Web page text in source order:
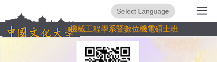
到
主
機械工程學系暨數位機電碩士班
Translate